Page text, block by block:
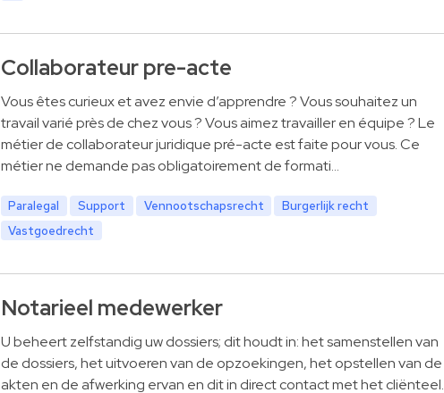
Collaborateur pre-acte
Vous êtes curieux et avez envie d’apprendre ? Vous souhaitez un
travail varié près de chez vous ? Vous aimez travailler en équipe ? Le
métier de collaborateur juridique pré-acte est faite pour vous. Ce
métier ne demande pas obligatoirement de formati…
Paralegal Support Vennootschapsrecht
Burgerlijk recht
Vastgoedrecht
Notarieel medewerker
U beheert zelfstandig uw dossiers; dit houdt in: het samenstellen van
de dossiers, het uitvoeren van de opzoekingen, het opstellen van de
akten en de afwerking ervan en dit in direct contact met het cliënteel.